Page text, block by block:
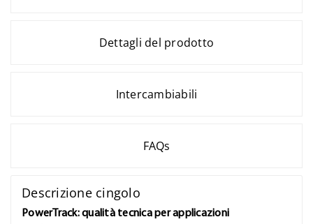
Dettagli del prodotto
Intercambiabili
FAQs
Descrizione cingolo
PowerTrack: qualità tecnica per applicazioni